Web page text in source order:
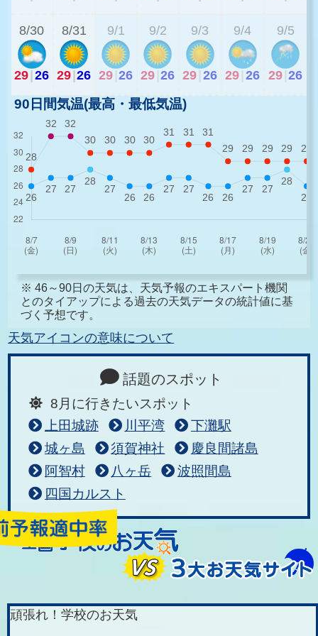
8/30
29|26
8/31
29|26
9/1
29 26
9/2
29 26
9/3
29 26
9/4
29 26
9/5
29 26
90日間気温(最高・最低気温)
※ 46～90日の天気は、天気予報のエキスパート機関
とのタイアップによる過去の天気データの統計値に基
づく予想です。
天気アイコンの意味について
話題のスポット
8月に行きたいスポット
上田城跡
川平湾
下灘駅
城ヶ島
須賀神社
慶良間諸島
阿智村
八ヶ岳
波照間島
四国カルスト
頑張れ！学校のお天気